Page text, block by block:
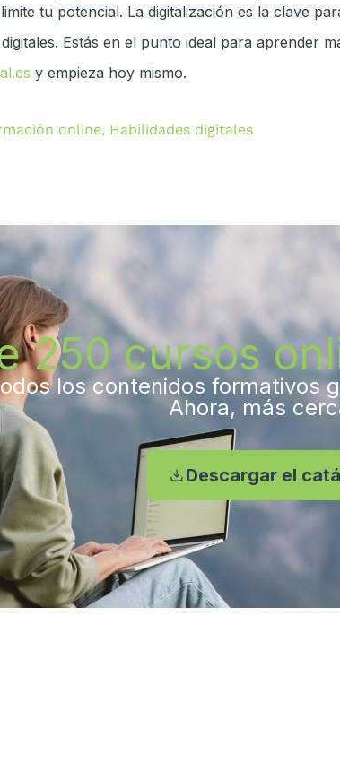
tu potencial. La digitalización es la clave
Estás en el punto ideal para aprender
y empieza hoy mismo.
online, Habilidades digitales
250 cursos
los contenidos formativos
Ahora, más
Descargar el